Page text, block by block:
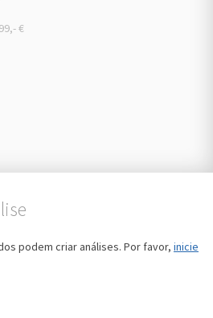
€
podem criar análises. Por favor, inicie